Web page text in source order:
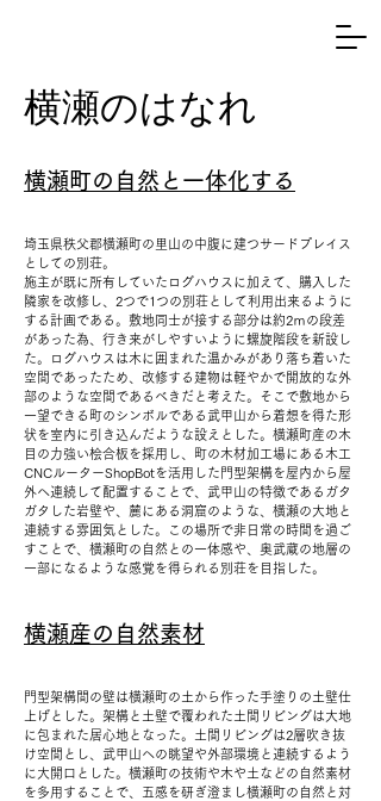
横瀬のはなれ
横瀬町の自然と一体化する
埼玉県秩父郡横瀬町の里山の中腹に建つサードプレイス
としての別荘。
施主が既に所有していたログハウスに加えて、購入した
隣家を改修し、2つで1つの別荘として利用出来るように
する計画である。敷地同士が接する部分は約2ｍの段差
があった為、行き来がしやすいように螺旋階段を新設し
た。ログハウスは木に囲まれた温かみがあり落ち着いた
空間であったため、改修する建物は軽やかで開放的な外
部のような空間であるべきだと考えた。そこで敷地から
一望できる町のシンボルである武甲山から着想を得た形
状を室内に引き込んだような設えとした。横瀬町産の木
目の力強い桧合板を採用し、町の木材加工場にある木工
CNCルーターShopBotを活用した門型架構を屋内から屋
外へ連続して配置することで、武甲山の特徴であるガタ
ガタした岩壁や、麓にある洞窟のような、横瀬の大地と
連続する雰囲気とした。この場所で非日常の時間を過ご
すことで、横瀬町の自然との一体感や、奥武蔵の地層の
一部になるような感覚を得られる別荘を目指した。
横瀬産の自然素材
門型架構間の壁は横瀬町の土から作った手塗りの土壁仕
上げとした。架構と土壁で覆われた土間リビングは大地
に包まれた居心地となった。土間リビングは2層吹き抜
け空間とし、武甲山への眺望や外部環境と連続するよう
に大開口とした。横瀬町の技術や木や土などの自然素材
を多用することで、五感を研ぎ澄まし横瀬町の自然と対